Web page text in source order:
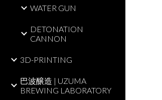
WATER GUN
DETONATION
CANNON
3D-PRINTING
巴波醸造 | UZUMA
BREWING LABORATORY